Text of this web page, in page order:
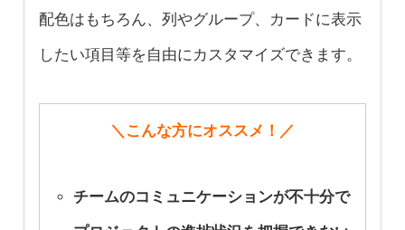
配色はもちろん、列やグループ、カードに表示
したい項目等を自由にカスタマイズできます。
＼こんな方にオススメ！／
チームのコミュニケーションが不十分で